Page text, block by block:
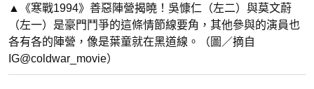
▲《寒戰1994》善惡陣營揭曉！吳慷仁（左二）與莫文蔚
（左一）是豪門鬥爭的這條情節線要角，其他參與的演員也
各有各的陣營，像是葉童就在黑道線。（圖／摘自
IG@coldwar_movie）